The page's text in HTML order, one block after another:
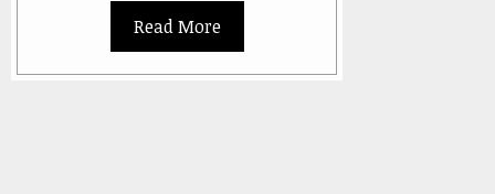
Read More